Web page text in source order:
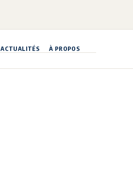
ACTUALITÉS À PROPOS